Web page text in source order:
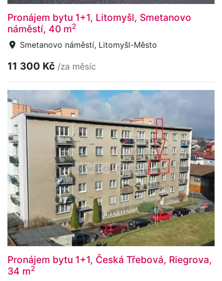
Pronájem bytu 1+1, Litomyšl, Smetanovo
náměstí, 40 m2
Smetanovo náměstí, Litomyšl-Město
11 300 Kč /za měsíc
Pronájem bytu 1+1, Česká Třebová, Riegrova,
34 m2